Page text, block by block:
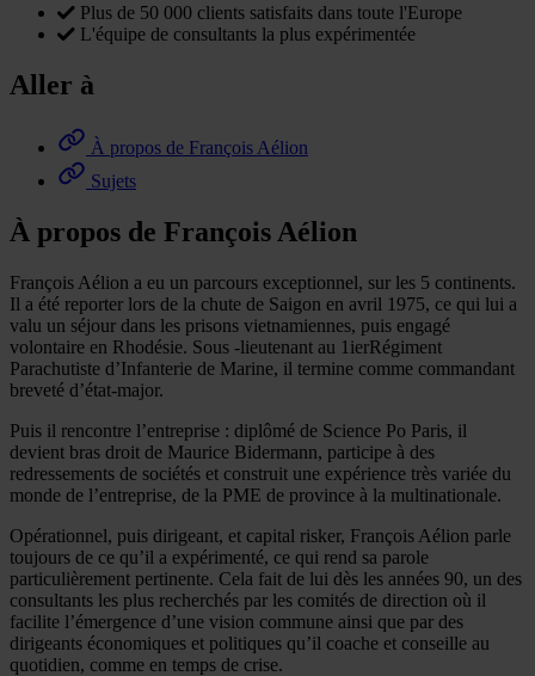
Plus de 50 000 clients satisfaits dans toute l'Europe
L'équipe de consultants la plus expérimentée
Aller à
À propos de François Aélion
Sujets
À propos de François Aélion
François Aélion a eu un parcours exceptionnel, sur les 5 continents.
Il a été reporter lors de la chute de Saigon en avril 1975, ce qui lui a
valu un séjour dans les prisons vietnamiennes, puis engagé
volontaire en Rhodésie. Sous -lieutenant au 1ierRégiment
Parachutiste d’Infanterie de Marine, il termine comme commandant
breveté d’état-major.
Puis il rencontre l’entreprise : diplômé de Science Po Paris, il
devient bras droit de Maurice Bidermann, participe à des
redressements de sociétés et construit une expérience très variée du
monde de l’entreprise, de la PME de province à la multinationale.
Opérationnel, puis dirigeant, et capital risker, François Aélion parle
toujours de ce qu’il a expérimenté, ce qui rend sa parole
particulièrement pertinente. Cela fait de lui dès les années 90, un des
consultants les plus recherchés par les comités de direction où il
facilite l’émergence d’une vision commune ainsi que par des
dirigeants économiques et politiques qu’il coache et conseille au
quotidien, comme en temps de crise.